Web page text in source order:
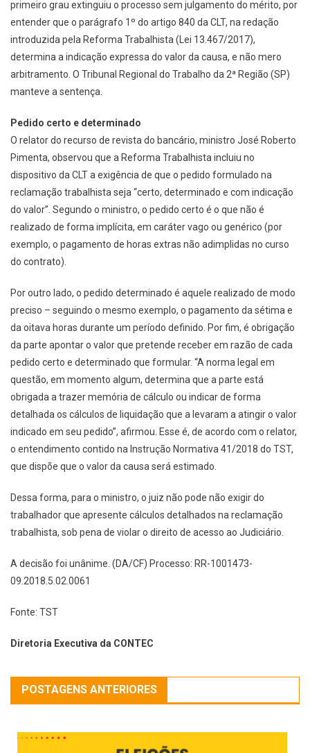
primeiro grau extinguiu o processo sem julgamento do mérito, por
entender que o parágrafo 1º do artigo 840 da CLT, na redação
introduzida pela Reforma Trabalhista (Lei 13.467/2017),
determina a indicação expressa do valor da causa, e não mero
arbitramento. O Tribunal Regional do Trabalho da 2ª Região (SP)
manteve a sentença.
Pedido certo e determinado
O relator do recurso de revista do bancário, ministro José Roberto
Pimenta, observou que a Reforma Trabalhista incluiu no
dispositivo da CLT a exigência de que o pedido formulado na
reclamação trabalhista seja “certo, determinado e com indicação
do valor”. Segundo o ministro, o pedido certo é o que não é
realizado de forma implícita, em caráter vago ou genérico (por
exemplo, o pagamento de horas extras não adimplidas no curso
do contrato).
Por outro lado, o pedido determinado é aquele realizado de modo
preciso – seguindo o mesmo exemplo, o pagamento da sétima e
da oitava horas durante um período definido. Por fim, é obrigação
da parte apontar o valor que pretende receber em razão de cada
pedido certo e determinado que formular. “A norma legal em
questão, em momento algum, determina que a parte está
obrigada a trazer memória de cálculo ou indicar de forma
detalhada os cálculos de liquidação que a levaram a atingir o valor
indicado em seu pedido”, afirmou. Esse é, de acordo com o relator,
o entendimento contido na Instrução Normativa 41/2018 do TST,
que dispõe que o valor da causa será estimado.
Dessa forma, para o ministro, o juiz não pode não exigir do
trabalhador que apresente cálculos detalhados na reclamação
trabalhista, sob pena de violar o direito de acesso ao Judiciário.
A decisão foi unânime. (DA/CF) Processo: RR-1001473-
09.2018.5.02.0061
Fonte: TST
Diretoria Executiva da CONTEC
POSTAGENS ANTERIORES